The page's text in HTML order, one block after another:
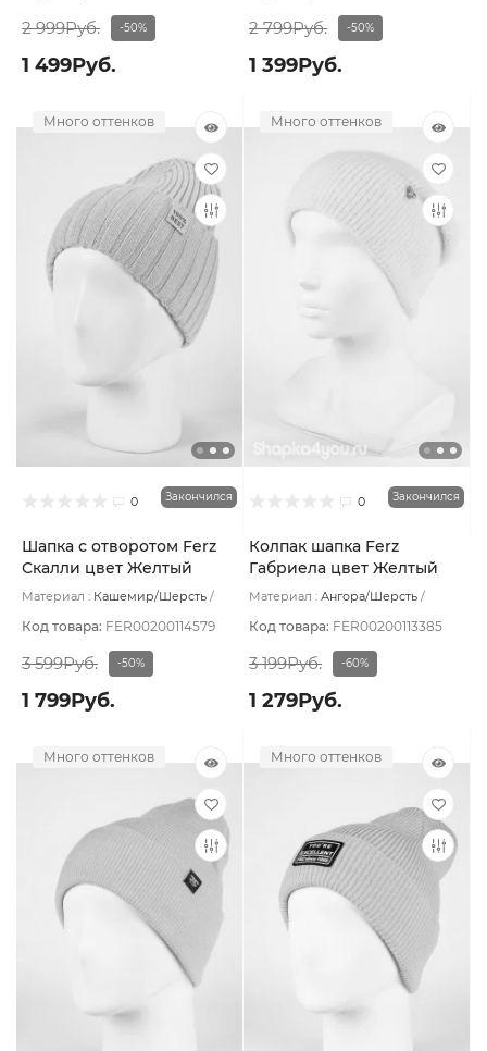
2 999Руб. -50%
1 499Руб.
2 799Руб. -50%
1 399Руб.
Много оттенков
0 Закончился
Шапка с отворотом Ferz
Скалли цвет Желтый
Материал : Кашемир/Шерсть
Код товара: FER00200114579
3 599Руб. -50%
1 799Руб.
Много оттенков
0 Закончился
Колпак шапка Ferz
Габриела цвет Желтый
Материал : Ангора/Шерсть
Код товара: FER00200113385
3 199Руб. -60%
1 279Руб.
Много оттенков Много оттенков